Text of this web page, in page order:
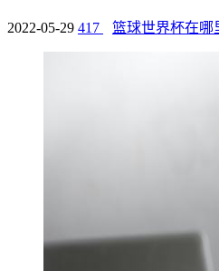
2022-05-29 417 篮球世界杯在哪